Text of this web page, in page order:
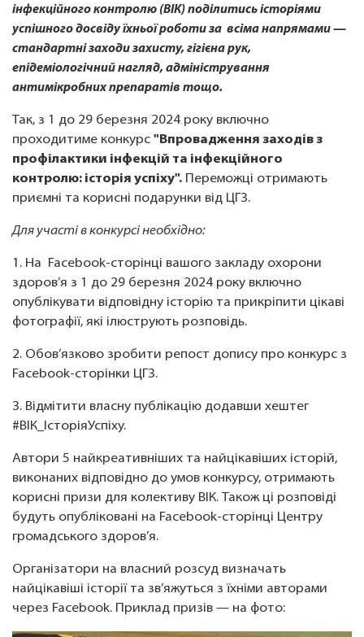
інфекційного контролю (ВІК) поділитись історіями
успішного досвіду їхньої роботи за всіма напрямами —
стандартні заходи захисту, гігієна рук,
епідеміологічний нагляд, адміністрування
антимікробних препаратів тощо.
Так, з 1 до 29 березня 2024 року включно
проходитиме конкурс "Впровадження заходів з
профілактики інфекцій та інфекційного
контролю: історія успіху". Переможці отримають
приємні та корисні подарунки від ЦГЗ.
Для участі в конкурсі необхідно:
1. На Facebook-сторінці вашого закладу охорони
здоров’я з 1 до 29 березня 2024 року включно
опублікувати відповідну історію та прикріпити цікаві
фотографії, які ілюструють розповідь.
2. Обов’язково зробити репост допису про конкурс з
Facebook-сторінки ЦГЗ.
3. Відмітити власну публікацію додавши хештег
#ВІК_ІсторіяУспіху.
Автори 5 найкреативніших та найцікавіших історій,
виконаних відповідно до умов конкурсу, отримають
корисні призи для колективу ВІК. Також ці розповіді
будуть опубліковані на Facebook-сторінці Центру
громадського здоров’я.
Організатори на власний розсуд визначать
найцікавіші історії та зв’яжуться з їхніми авторами
через Facebook. Приклад призів — на фото: